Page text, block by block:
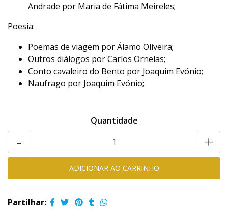
Andrade por Maria de Fátima Meireles;
Poesia:
Poemas de viagem por Álamo Oliveira;
Outros diálogos por Carlos Ornelas;
Conto cavaleiro do Bento por Joaquim Evónio;
Naufrago por Joaquim Evónio;
Quantidade
+
-
Partilhar: